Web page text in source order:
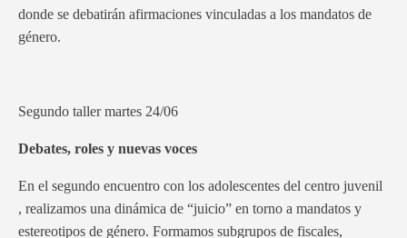
donde se debatirán afirmaciones vinculadas a los mandatos de
género.
Segundo taller martes 24/06
Debates, roles y nuevas voces
En el segundo encuentro con los adolescentes del centro juvenil
, realizamos una dinámica de “juicio” en torno a mandatos y
estereotipos de género. Formamos subgrupos de fiscales,